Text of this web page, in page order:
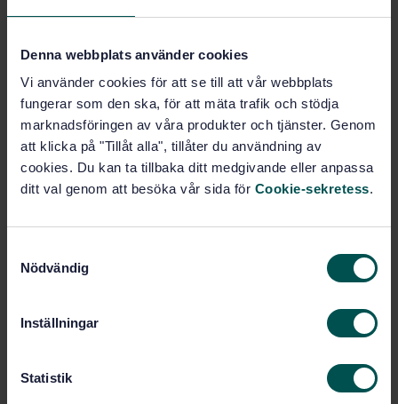
Denna webbplats använder cookies
Vi använder cookies för att se till att vår webbplats
fungerar som den ska, för att mäta trafik och stödja
marknadsföringen av våra produkter och tjänster. Genom
att klicka på "Tillåt alla", tillåter du användning av
cookies. Du kan ta tillbaka ditt medgivande eller anpassa
ditt val genom att besöka vår sida för Cookie-sekretess.
Nödvändig
Inställningar
Statistik
Köp denna standard
SVENSK STANDARD · SS-ISO 13617:2019
Skeppsteknik - Förbränningsugnar ombord på fartyg
1 097 SEK
PDF
Lägg i varukorgen
Fler alternativ